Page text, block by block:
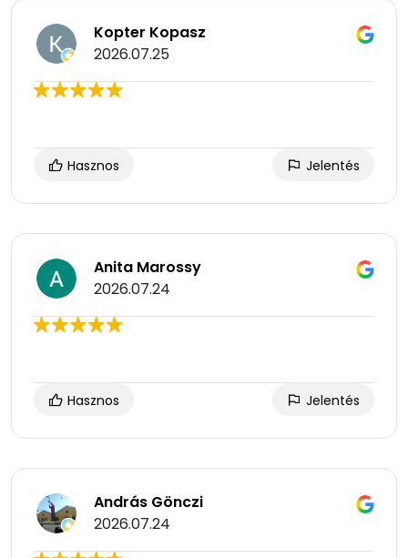
Kopter Kopasz
2026.07.25
Hasznos Jelentés
Anita Marossy
2026.07.24
Hasznos Jelentés
András Gönczi
2026.07.24